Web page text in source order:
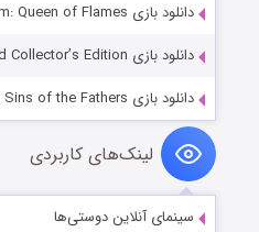
دانلود بازی Dark Realm: Queen of Flames
دانلود بازی Nearwood Collector’s Edition
دانلود بازی Dark Strokes: Sins of the Fathers
لینک‌های کاربردی
سینمای آنلاین دوستی‌ها